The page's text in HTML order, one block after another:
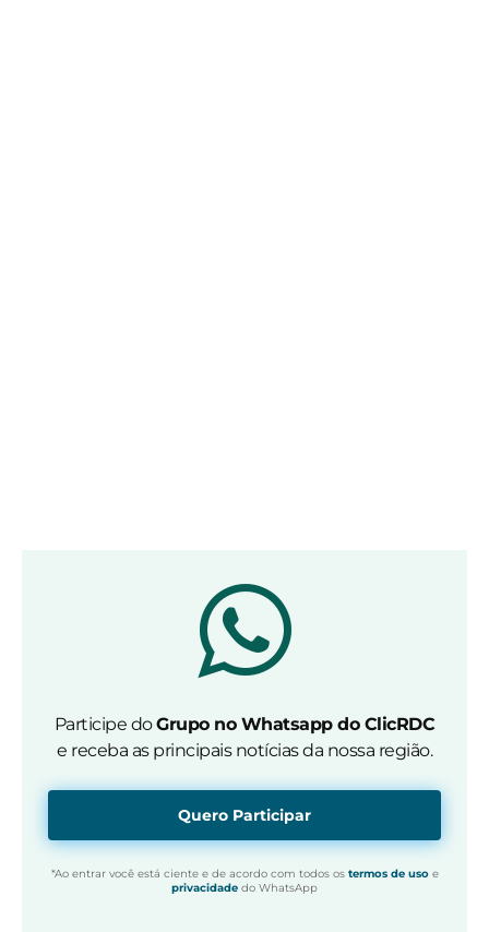
Participe doGrupo no Whatsapp do ClicRDC
e receba as principais notícias da nossa região.
Quero Participar
*Ao entrar você está ciente e de acordo com todos os termos de usoe
privacidade do WhatsApp